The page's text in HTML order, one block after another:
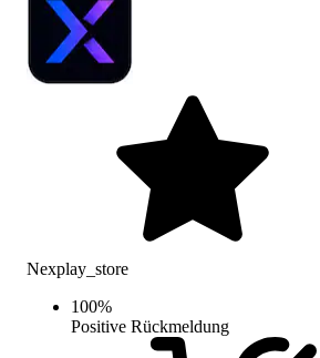
Nexplay_store
100%
Positive Rückmeldung